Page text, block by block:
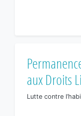
aux Droits
Lutte contre